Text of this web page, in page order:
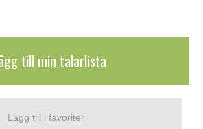
till min talarlista